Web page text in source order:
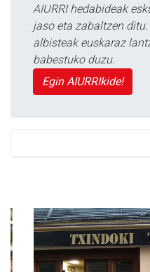
AIURRI hedabideak
jaso eta zabaltzen
albisteak euskaraz
babestuko duzu.
Egin AIURRIkide!